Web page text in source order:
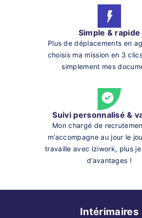
Simple & rapide
Plus de déplacements en
choisis ma mission en 3
simplement mes
Suivi personnalisé &
Mon chargé de
m’accompagne au jour le
travaille avec iziwork, plus
d’avantages !
Intérimaires